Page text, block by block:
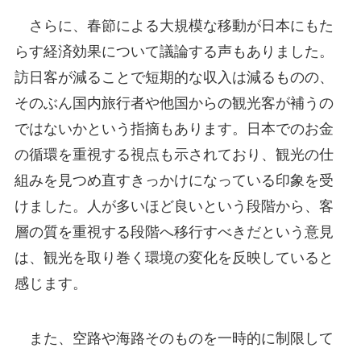
さらに、春節による大規模な移動が日本にもた
らす経済効果について議論する声もありました。
訪日客が減ることで短期的な収入は減るものの、
そのぶん国内旅行者や他国からの観光客が補うの
ではないかという指摘もあります。日本でのお金
の循環を重視する視点も示されており、観光の仕
組みを見つめ直すきっかけになっている印象を受
けました。人が多いほど良いという段階から、客
層の質を重視する段階へ移行すべきだという意見
は、観光を取り巻く環境の変化を反映していると
感じます。
また、空路や海路そのものを一時的に制限して